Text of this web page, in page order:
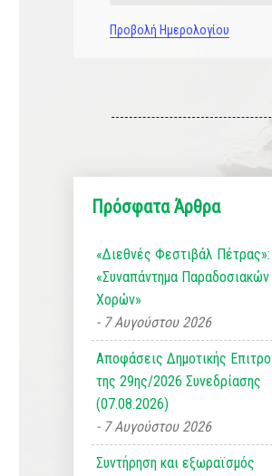
Προβολή Ημερολογίου
Πρόσφατα Άρθρα
«Διεθνές Φεστιβάλ
«Συναπάντημα Παραδοσιακών
Χορών»
7 Αυγούστου 2026
Αποφάσεις Δημοτικής
της 29ης/2026 Συνεδρίασης
(07.08.2026)
7 Αυγούστου 2026
Συντήρηση και εξωραϊσμός